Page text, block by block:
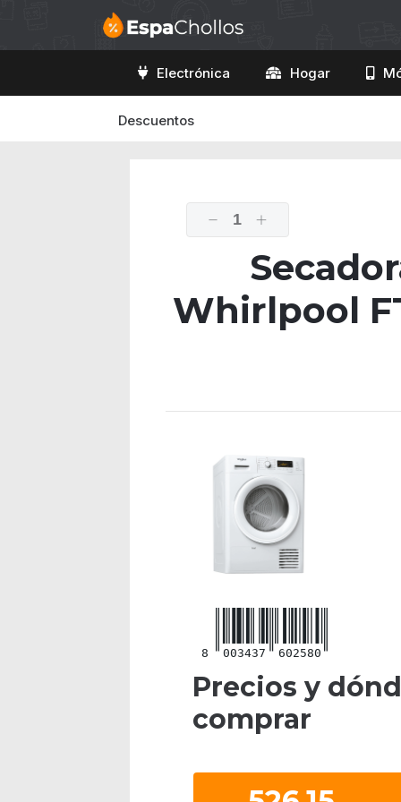
Electrónica Hogar
Descuentos
1
Whirlpool
8 003437 602580
Precios y
comprar